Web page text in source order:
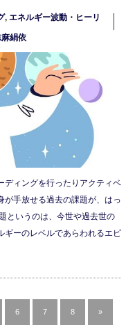
, エネルギー波動・ヒーリ
絹依
ディングを行ったりアクティベ
が手放せる過去の課題が、はっ
というのは、今世や過去世の
ギーのレベルであらわれるエピ
6 7 8 »